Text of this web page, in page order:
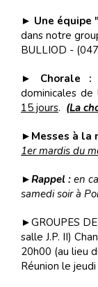
► Une équipe
dans notre
BULLIOD -
► Chorale :
dominicales
15 jours. (La
► Messes à la
1er mardis du
►Rappel : en
samedi soir à
►GROUPES
salle J.P. II)
20h00 (au lieu
Réunion le